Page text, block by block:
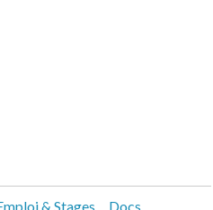
& Stages Docs